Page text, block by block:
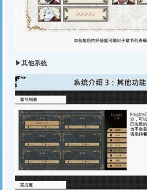
▶其他系统